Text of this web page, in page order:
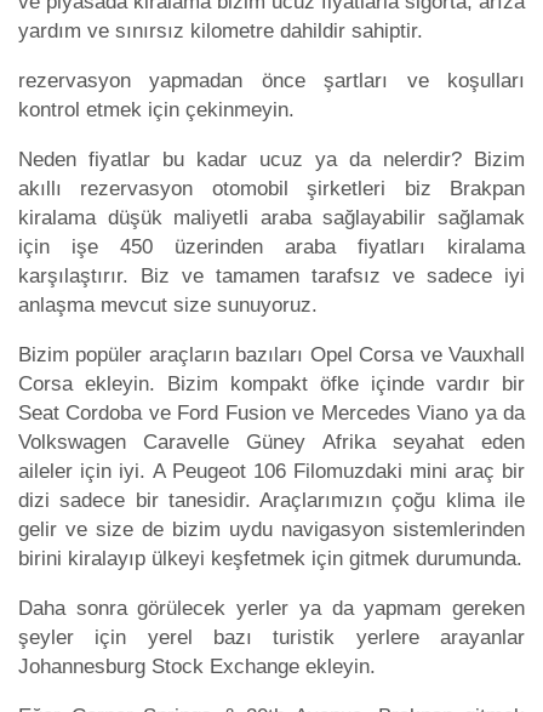
yardım ve sınırsız kilometre dahildir sahiptir.
rezervasyon yapmadan önce şartları ve koşulları
kontrol etmek için çekinmeyin.
Neden fiyatlar bu kadar ucuz ya da nelerdir? Bizim
akıllı rezervasyon otomobil şirketleri biz Brakpan
kiralama düşük maliyetli araba sağlayabilir sağlamak
için işe 450 üzerinden araba fiyatları kiralama
karşılaştırır. Biz ve tamamen tarafsız ve sadece iyi
anlaşma mevcut size sunuyoruz.
Bizim popüler araçların bazıları Opel Corsa ve Vauxhall
Corsa ekleyin. Bizim kompakt öfke içinde vardır bir
Seat Cordoba ve Ford Fusion ve Mercedes Viano ya da
Volkswagen Caravelle Güney Afrika seyahat eden
aileler için iyi. A Peugeot 106 Filomuzdaki mini araç bir
dizi sadece bir tanesidir. Araçlarımızın çoğu klima ile
gelir ve size de bizim uydu navigasyon sistemlerinden
birini kiralayıp ülkeyi keşfetmek için gitmek durumunda.
Daha sonra görülecek yerler ya da yapmam gereken
şeyler için yerel bazı turistik yerlere arayanlar
Johannesburg Stock Exchange ekleyin.